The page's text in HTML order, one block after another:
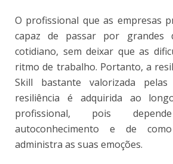
O profissional que as empresas
capaz de passar por grandes
cotidiano, sem deixar que as
ritmo de trabalho. Portanto, a
Skill bastante valorizada pelas
resiliência é adquirida ao
profissional, pois
autoconhecimento e de
administra as suas emoções.